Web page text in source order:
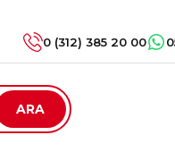
0 (312) 385 20 00
ARA